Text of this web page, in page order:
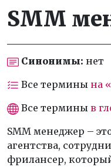
SMM
Синонимы: нет
Все термины на
Все термины в
SMM менеджер –
агентства,
фрилансер,